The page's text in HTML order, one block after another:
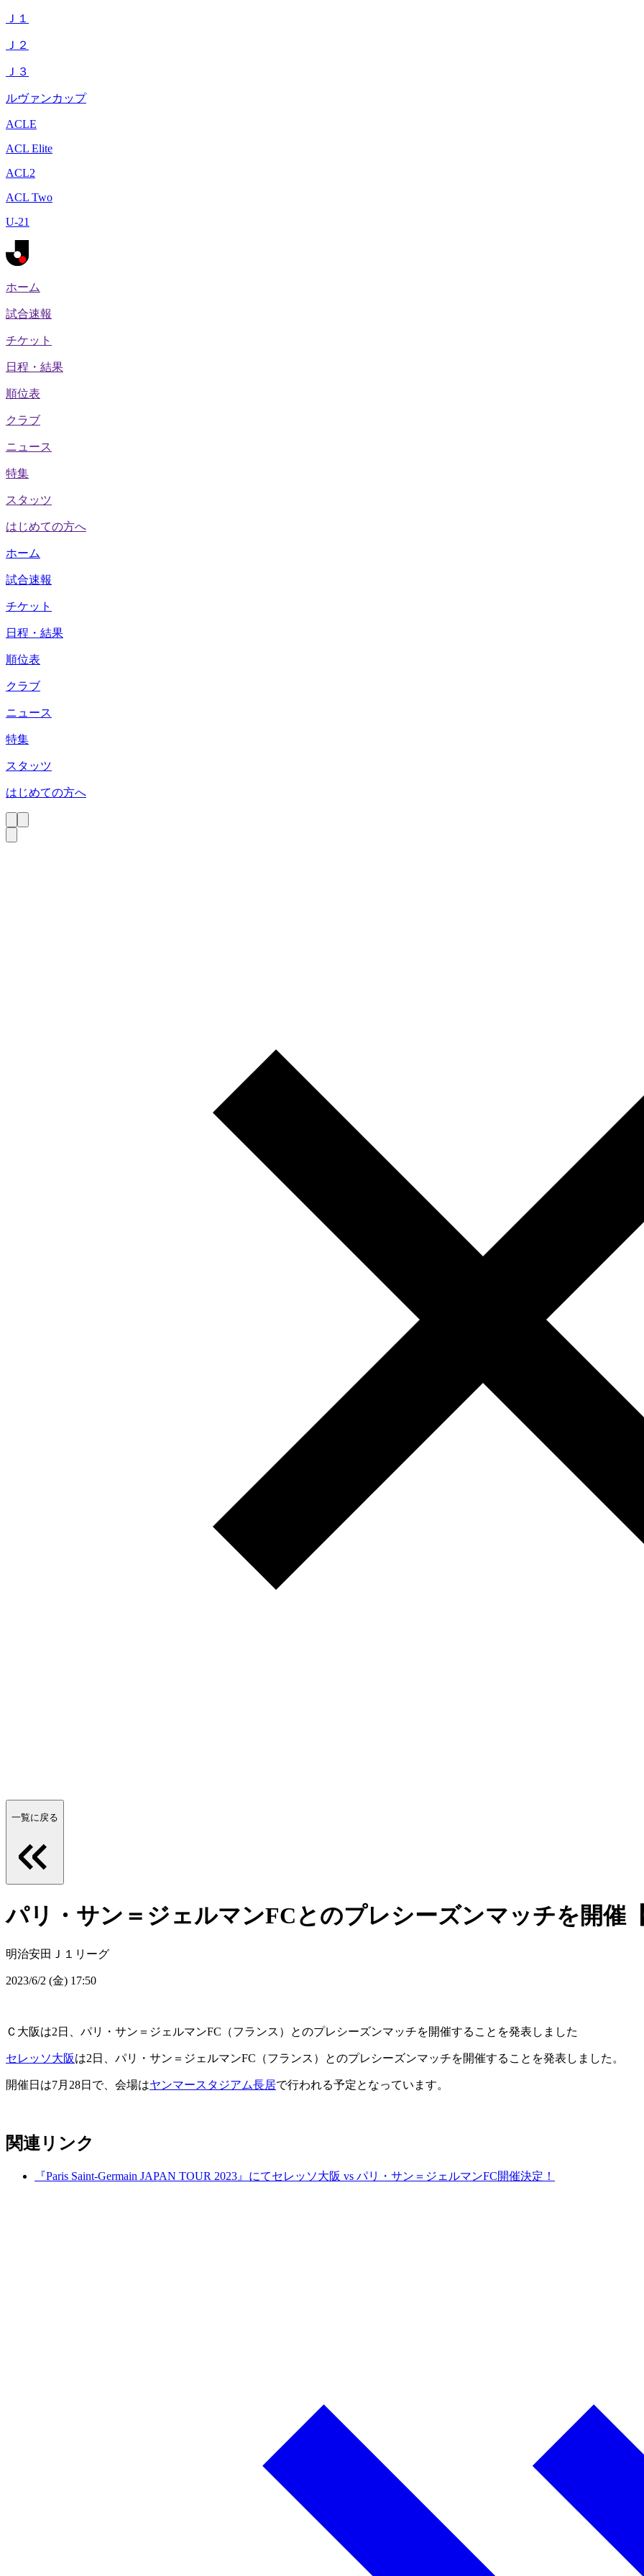
Ｊ１
Ｊ２
Ｊ３
ルヴァンカップ
ACLE
ACL Elite
ACL2
ACL Two
U-21
ホーム
試合速報
チケット
日程・結果
順位表
クラブ
ニュース
特集
スタッツ
はじめての方へ
ホーム
試合速報
チケット
日程・結果
順位表
クラブ
ニュース
特集
スタッツ
はじめての方へ
一覧に戻る
パリ・サン＝ジェルマンFCとのプレシーズンマッチを開催【
明治安田Ｊ１リーグ
2023/6/2 (金) 17:50
Ｃ大阪は2日、パリ・サン＝ジェルマンFC（フランス）とのプレシーズンマッチを開催することを発表しました
セレッソ大阪は2日、パリ・サン＝ジェルマンFC（フランス）とのプレシーズンマッチを開催することを発表しました。
開催日は7月28日で、会場はヤンマースタジアム長居で行われる予定となっています。
関連リンク
『Paris Saint-Germain JAPAN TOUR 2023』にてセレッソ大阪 vs パリ・サン＝ジェルマンFC開催決定！